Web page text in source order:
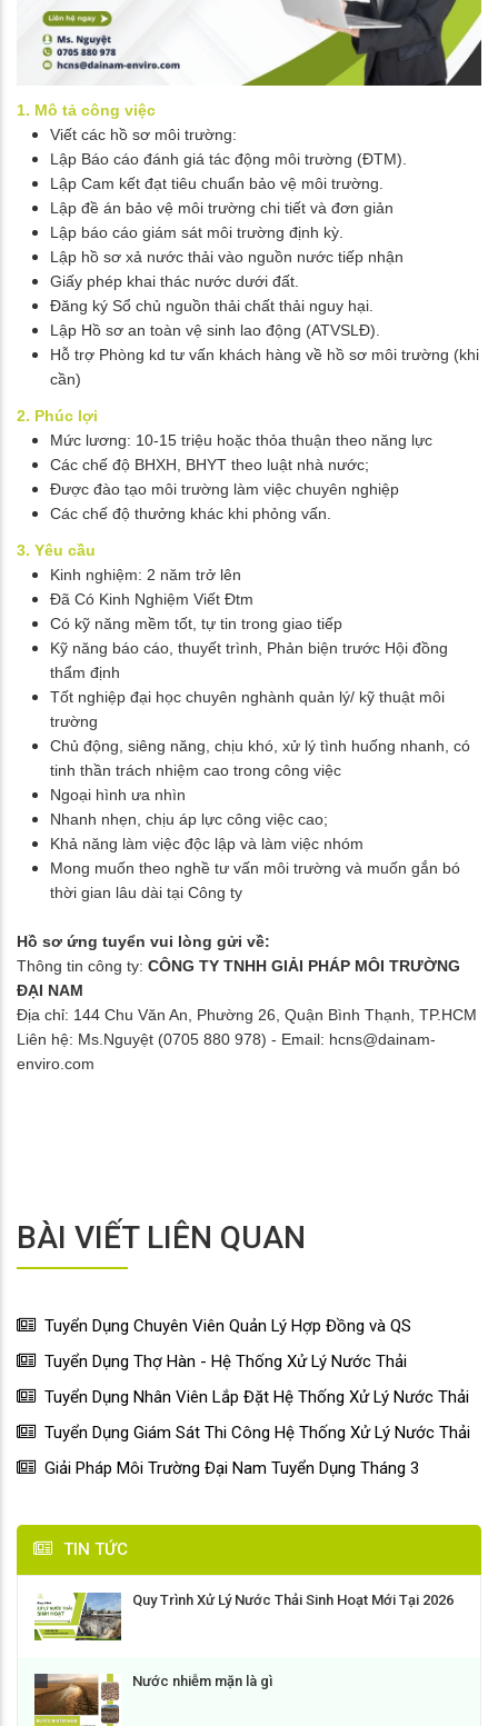
1. Mô tả công việc
Viết các hồ sơ môi trường:
Lập Báo cáo đánh giá tác động môi trường (ĐTM).
Lập Cam kết đạt tiêu chuẩn bảo vệ môi trường.
Lập đề án bảo vệ môi trường chi tiết và đơn giản
Lập báo cáo giám sát môi trường định kỳ.
Lập hồ sơ xả nước thải vào nguồn nước tiếp nhận
Giấy phép khai thác nước dưới đất.
Đăng ký Sổ chủ nguồn thải chất thải nguy hại.
Lập Hồ sơ an toàn vệ sinh lao động (ATVSLĐ).
Hỗ trợ Phòng kd tư vấn khách hàng về hồ sơ môi trường (khi
cần)
2. Phúc lợi
Mức lương: 10-15 triệu hoặc thỏa thuận theo năng lực
Các chế độ BHXH, BHYT theo luật nhà nước;
Được đào tạo môi trường làm việc chuyên nghiệp
Các chế độ thưởng khác khi phỏng vấn.
3. Yêu cầu
Kinh nghiệm: 2 năm trở lên
Đã Có Kinh Nghiệm Viết Đtm
Có kỹ năng mềm tốt, tự tin trong giao tiếp
Kỹ năng báo cáo, thuyết trình, Phản biện trước Hội đồng
thẩm định
Tốt nghiệp đại học chuyên nghành quản lý/ kỹ thuật môi
trường
Chủ động, siêng năng, chịu khó, xử lý tình huống nhanh, có
tinh thần trách nhiệm cao trong công việc
Ngoại hình ưa nhìn
Nhanh nhẹn, chịu áp lực công việc cao;
Khả năng làm việc độc lập và làm việc nhóm
Mong muốn theo nghề tư vấn môi trường và muốn gắn bó
thời gian lâu dài tại Công ty
Hồ sơ ứng tuyển vui lòng gửi về:
Thông tin công ty: CÔNG TY TNHH GIẢI PHÁP MÔI TRƯỜNG
ĐẠI NAM
Địa chỉ: 144 Chu Văn An, Phường 26, Quận Bình Thạnh, TP.HCM
Liên hệ: Ms.Nguyệt (0705 880 978) - Email: hcns@dainam-
enviro.com
BÀI VIẾT LIÊN QUAN
Tuyển Dụng Chuyên Viên Quản Lý Hợp Đồng và QS
Tuyển Dụng Thợ Hàn - Hệ Thống Xử Lý Nước Thải
Tuyển Dụng Nhân Viên Lắp Đặt Hệ Thống Xử Lý Nước Thải
Tuyển Dụng Giám Sát Thi Công Hệ Thống Xử Lý Nước Thải
Giải Pháp Môi Trường Đại Nam Tuyển Dụng Tháng 3
TIN TỨC
Quy Trình Xử Lý Nước Thải Sinh Hoạt Mới Tại 2026
Nước nhiễm mặn là gì